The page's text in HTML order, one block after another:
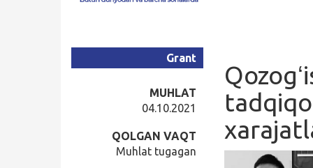
Grant
MUHLAT
04.10.2021
QOLGAN VAQT
Muhlat tugagan